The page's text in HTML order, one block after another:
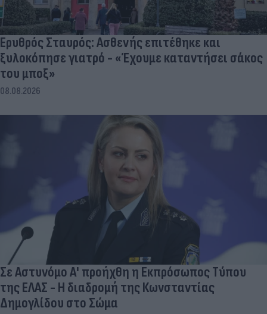
Ερυθρός Σταυρός: Ασθενής επιτέθηκε και
ξυλοκόπησε γιατρό - «Έχουμε καταντήσει σάκος
του μποξ»
08.08.2026
Σε Αστυνόμο Α' προήχθη η Εκπρόσωπος Τύπου
της ΕΛΑΣ - Η διαδρομή της Κωνσταντίας
Δημογλίδου στο Σώμα